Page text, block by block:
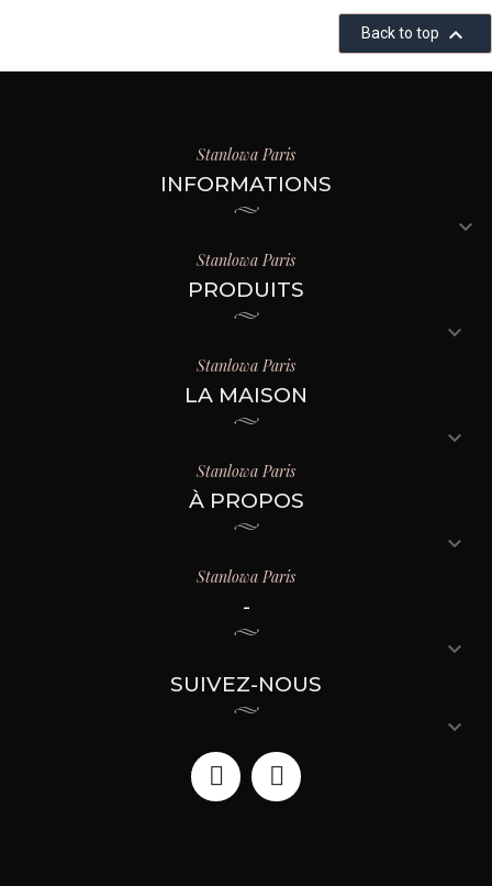
Back to top 
Stanlowa Paris
INFORMATIONS

Stanlowa Paris
PRODUITS

Stanlowa Paris
LA MAISON

Stanlowa Paris
À PROPOS

Stanlowa Paris
-

SUIVEZ-NOUS
